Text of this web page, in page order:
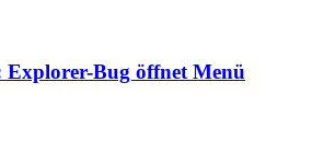
Explorer-Bug öffnet Menü